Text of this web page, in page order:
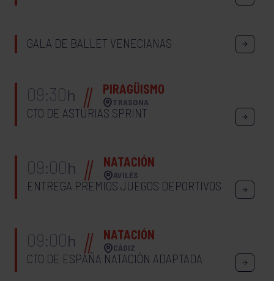
GALA DE BALLET VENECIANAS
09:30h PIRAGÜISMO
TRASONA
CTO DE ASTURIAS SPRINT
09:00h NATACIÓN
AVILÉS
ENTREGA PREMIOS JUEGOS DEPORTIVOS
09:00h NATACIÓN
CÁDIZ
CTO DE ESPAÑA NATACIÓN ADAPTADA